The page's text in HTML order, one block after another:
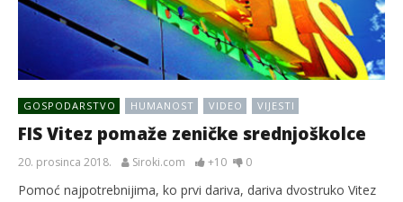
GOSPODARSTVO HUMANOST VIDEO VIJESTI
FIS Vitez pomaže zeničke srednjoškolce
20. prosinca 2018. Siroki.com +10 0
Pomoć najpotrebnijima, ko prvi dariva, dariva dvostruko Vitez